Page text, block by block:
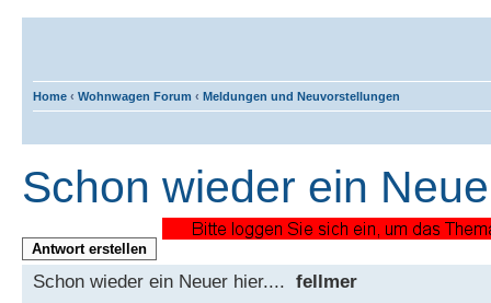
Home ‹ Wohnwagen Forum ‹ Meldungen und Neuvorstellungen
Schon wieder ein
Antwort erstellen
Schon wieder ein Neuer hier.... fellmer